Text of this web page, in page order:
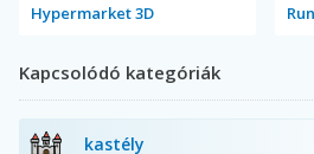
Hypermarket 3D
Kapcsolódó kategóriák
kastély